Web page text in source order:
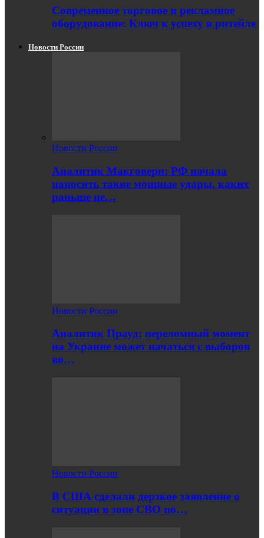
Современное торговое и рекламное
оборудование: Ключ к успеху в ритейле
Новости России
Новости России
Аналитик Макговерн: РФ начала
наносить такие мощные удары, каких
раньше не…
Новости России
Аналитик Прауд: переломный момент
на Украине может начаться с выборов
во…
Новости России
В США сделали дерзкое заявление о
ситуации в зоне СВО по…